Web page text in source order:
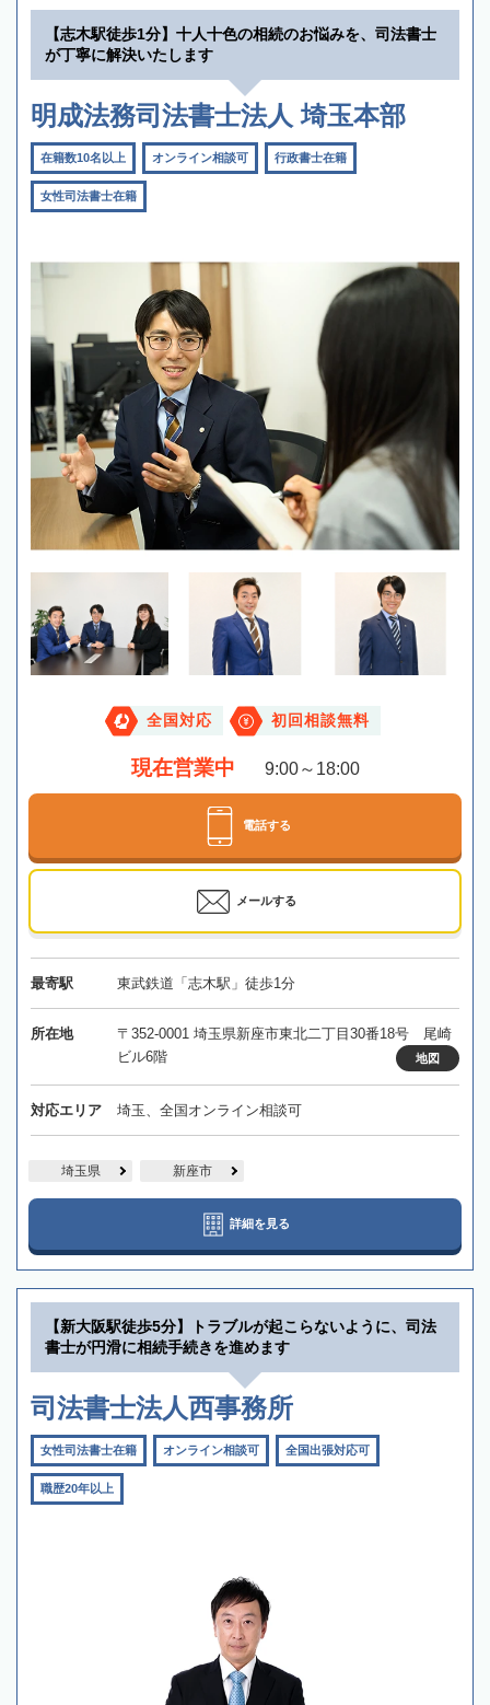
【志木駅徒歩1分】十人十色の相続のお悩みを、司法書士
が丁寧に解決いたします
明成法務司法書士法人 埼玉本部
在籍数10名以上 オンライン相談可 行政書士在籍
女性司法書士在籍
全国対応 初回相談無料
現在営業中 9:00～18:00
電話する
メールする
最寄駅 東武鉄道「志木駅」徒歩1分
所在地
〒352-0001 埼玉県新座市東北二丁目30番18号 尾崎
ビル6階
地図
対応エリア 埼玉、全国オンライン相談可
埼玉県 新座市
詳細を見る
【新大阪駅徒歩5分】トラブルが起こらないように、司法
書士が円滑に相続手続きを進めます
司法書士法人西事務所
女性司法書士在籍 オンライン相談可 全国出張対応可
職歴20年以上